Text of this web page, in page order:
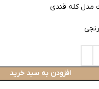
مدل کله قندی
افزودن به سبد خرید